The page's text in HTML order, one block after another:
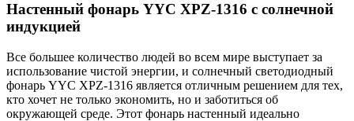
Настенный фонарь YYC XPZ-1316 с солнечной
индукцией
Все большее количество людей во всем мире выступает за
использование чистой энергии, и солнечный светодиодный
фонарь YYC XPZ-1316 является отличным решением для тех,
кто хочет не только экономить, но и заботиться об
окружающей среде. Этот фонарь настенный идеально